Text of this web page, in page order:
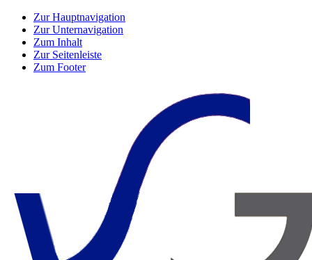
Zur Hauptnavigation
Zur Unternavigation
Zum Inhalt
Zur Seitenleiste
Zum Footer